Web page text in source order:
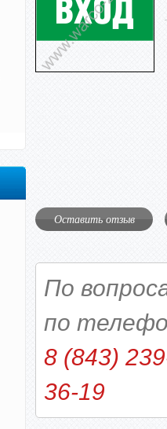
Оставить отзыв
По
по
8 (843)
36-19